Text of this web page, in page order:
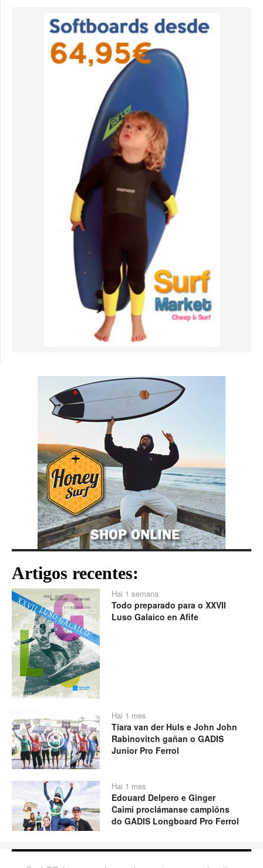
Artigos recentes:
Hai 1 semana
Todo preparado para o XXVII
Luso Galaico en Afife
Play
Hai 1 mes
Tiara van der Huls e John John
Rabinovitch gañan o GADIS
Junior Pro Ferrol
Play
Hai 1 mes
Edouard Delpero e Ginger
Caimi proclámanse campións
do GADIS Longboard Pro Ferrol